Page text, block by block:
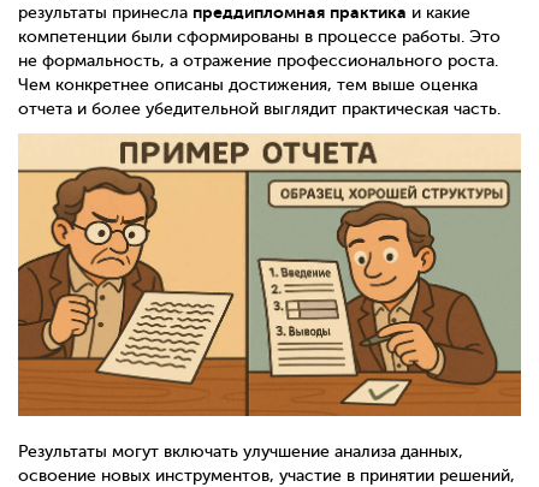
результаты принесла преддипломная практика и какие
компетенции были сформированы в процессе работы. Это
не формальность, а отражение профессионального роста.
Чем конкретнее описаны достижения, тем выше оценка
отчета и более убедительной выглядит практическая часть.
Результаты могут включать улучшение анализа данных,
освоение новых инструментов, участие в принятии решений,